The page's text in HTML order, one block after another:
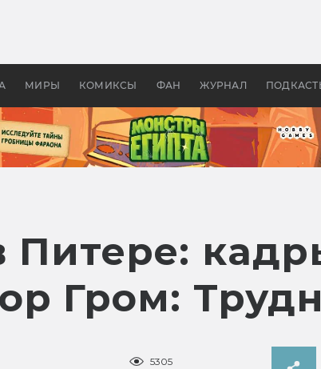
МИРЫ КОМИКСЫ ФАН ЖУРНАЛ
колец»
Древней Грецией
Питере:
Гром:
5305